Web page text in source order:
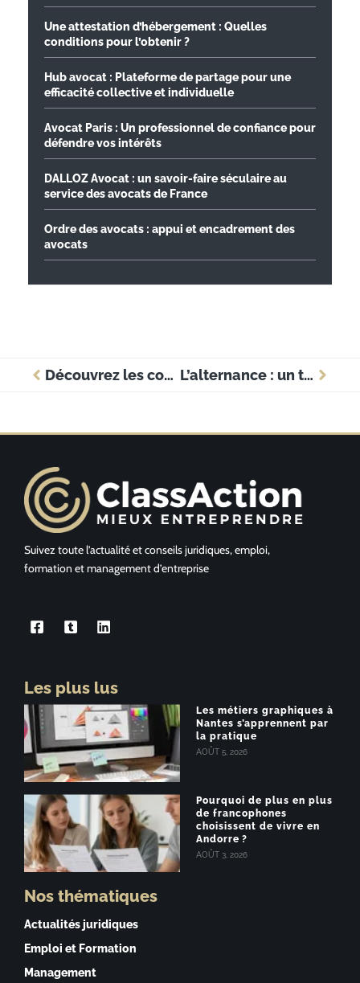
Une attestation d’hébergement : Quelles
conditions pour l’obtenir ?
Hub avocat : Plateforme de partage pour une
efficacité collective et individuelle
Avocat Paris : Un professionnel de confiance pour
défendre vos intérêts
DALLOZ Avocat : un savoir-faire séculaire au
service des avocats de France
Ordre des avocats : appui et encadrement des
avocats
Découvrez les coulisses des cabinets d’avocats : l’expérience des stagiaires entreprise L’alternance : un tremplin vers les métiers de la poste
Suivez toute l’actualité et conseils juridiques, emploi,
formation et management d’entreprise
Les plus lus
Les métiers graphiques à
Nantes s’apprennent par
la pratique
AOÛT 5, 2026
Pourquoi de plus en plus
de francophones
choisissent de vivre en
Andorre ?
AOÛT 3, 2026
Nos thématiques
Actualités juridiques
Emploi et Formation
Management